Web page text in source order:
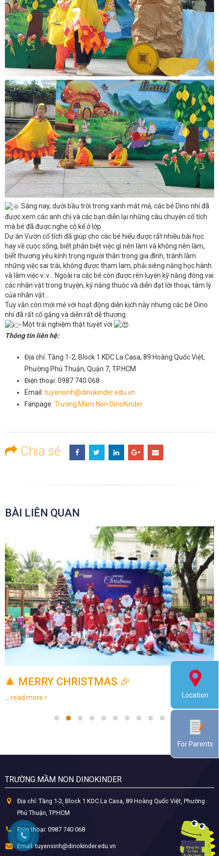
Sáng nay, dưới bầu trời trong xanh mát mẻ, các bé Dino nhí đã
được xem các anh chị và các bạn diễn lại những câu chuyện cổ tích
mà bé đã được nghe cô kể ở lớp.
Dự án Vườn cổ tích đã giúp cho các bé hiểu được rất nhiều bài học
hay về cuộc sống, biết phân biệt việc gì nên làm và không nên làm,
biết thương yêu kính trọng người thân trong gia đình, tránh làm
những việc sai trái, không được tham lam, phải siêng năng học hành
và làm việc v..v… Ngoài ra các bé còn được rèn luyện kỹ năng đóng vai
các nhân vật trong truyện, kỹ năng thuộc và diễn đạt lời thoại, tâm lý
của nhân vật…
Tuy vẫn còn mới mẻ với hoạt động diễn kịch này nhưng các bé Dino
nhí đã rất cố gắng và diễn rất dễ thương.
Một trải nghiệm thật tuyệt vời
Thông tin liên hệ:
Địa chỉ: Tầng 1-2, Block 1 KDC La Casa, 89 Hoàng Quốc Việt,
Phường Phú Thuận, Quận 7, TP.HCM
Điện thoại: 0987 740 068
Email: tuyensinh@dinokinder.edu.vn
Fanpage: Trường Mầm Non DinoKinder
Chia sẻ
BÀI LIÊN QUAN
CÙNG BÉ DU LỊCH KHÁM PHÁ CÁC QUỐC
GIA
Mùa hè là dịp bé yêu rất hào hứng vì có nhiều trải nghiệm mới qua
những chuyến du...
read more
TRƯỜNG MẦM NON DINOKINDER
Địa chỉ:
Tầng 1-2, Block 1 KDC La Casa, 89 Hoàng Quốc Việt, Phường
Phú Thuận, TP.HCM
Location
For Parents